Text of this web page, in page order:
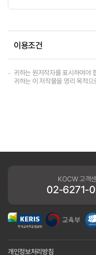
이용조건
귀하는 원저작자를 표시하여야
귀하는 이 저작물을 영리 목적
KOCW 고객
02-6271-
개인정보처리방침